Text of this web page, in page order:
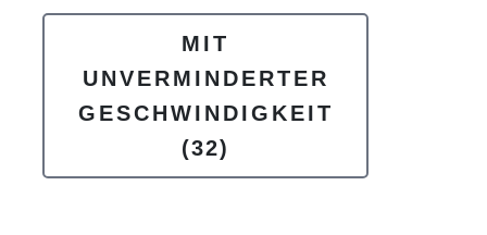
MIT
UNVERMINDERTER
GESCHWINDIGKEIT
(32)